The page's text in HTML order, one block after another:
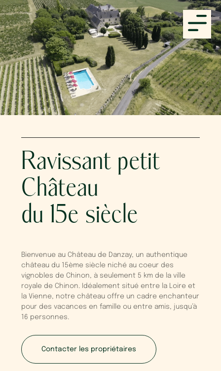
Ravissant petit
Château
du 15e siècle
Bienvenue au Château de Danzay, un authentique
château du 15ème siècle niché au coeur des
vignobles de Chinon, à seulement 5 km de la ville
royale de Chinon. Idéalement situé entre la Loire et
la Vienne, notre château offre un cadre enchanteur
pour des vacances en famille ou entre amis, jusqu’à
16 personnes.
Contacter les propriétaires